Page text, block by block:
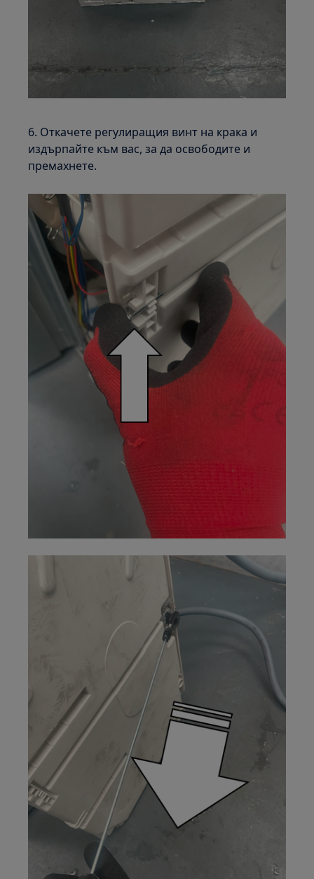
6. Откачете регулиращия винт на крака и
издърпайте към вас, за да освободите и
премахнете.